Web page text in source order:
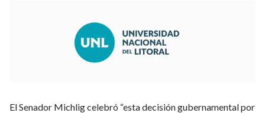
El Senador Michlig celebró “esta decisión gubernamental por